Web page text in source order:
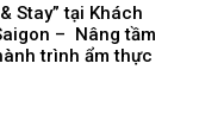
Stay” tại Khách
– Nâng tầm
trình ẩm thực